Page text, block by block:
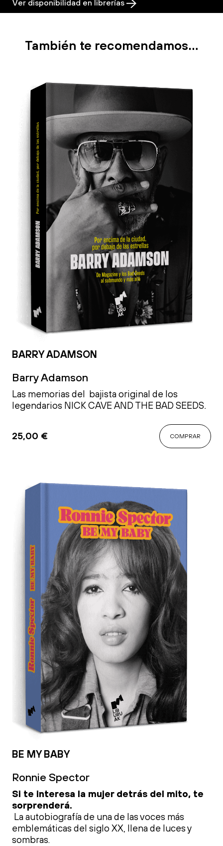
Ver disponibilidad en librerías
También te recomendamos…
BARRY ADAMSON
Barry Adamson
Las memorias del bajista original de los
legendarios NICK CAVE AND THE BAD SEEDS.
25,00 € COMPRAR
BE MY BABY
Ronnie Spector
Si te interesa la mujer detrás del mito, te
sorprenderá.
La autobiografía de una de las voces más
emblemáticas del siglo XX, llena de luces y
sombras.